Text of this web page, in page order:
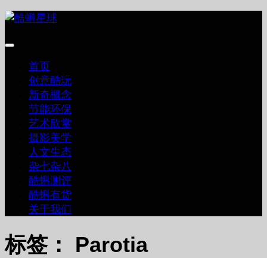
跳
内
首页
创意酷玩
新奇概念
节能环保
艺术欣赏
摄影美学
人文生态
杂七杂八
酷蝌测评
酷蝌有货
关于我们
标签： Parotia